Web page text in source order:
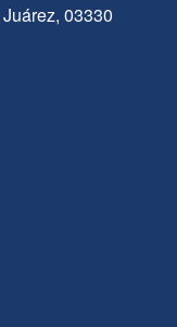
03330